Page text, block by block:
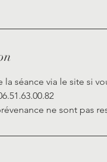
séance via le site si
ne sont pas